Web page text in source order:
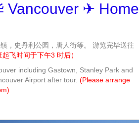
Vancouver ✈ Home
，史丹利公园，唐人街等。 游览完毕送往
起飞时间于下午3 时后）
including Gastown, Stanley Park and
Airport after tour. (Please arrange